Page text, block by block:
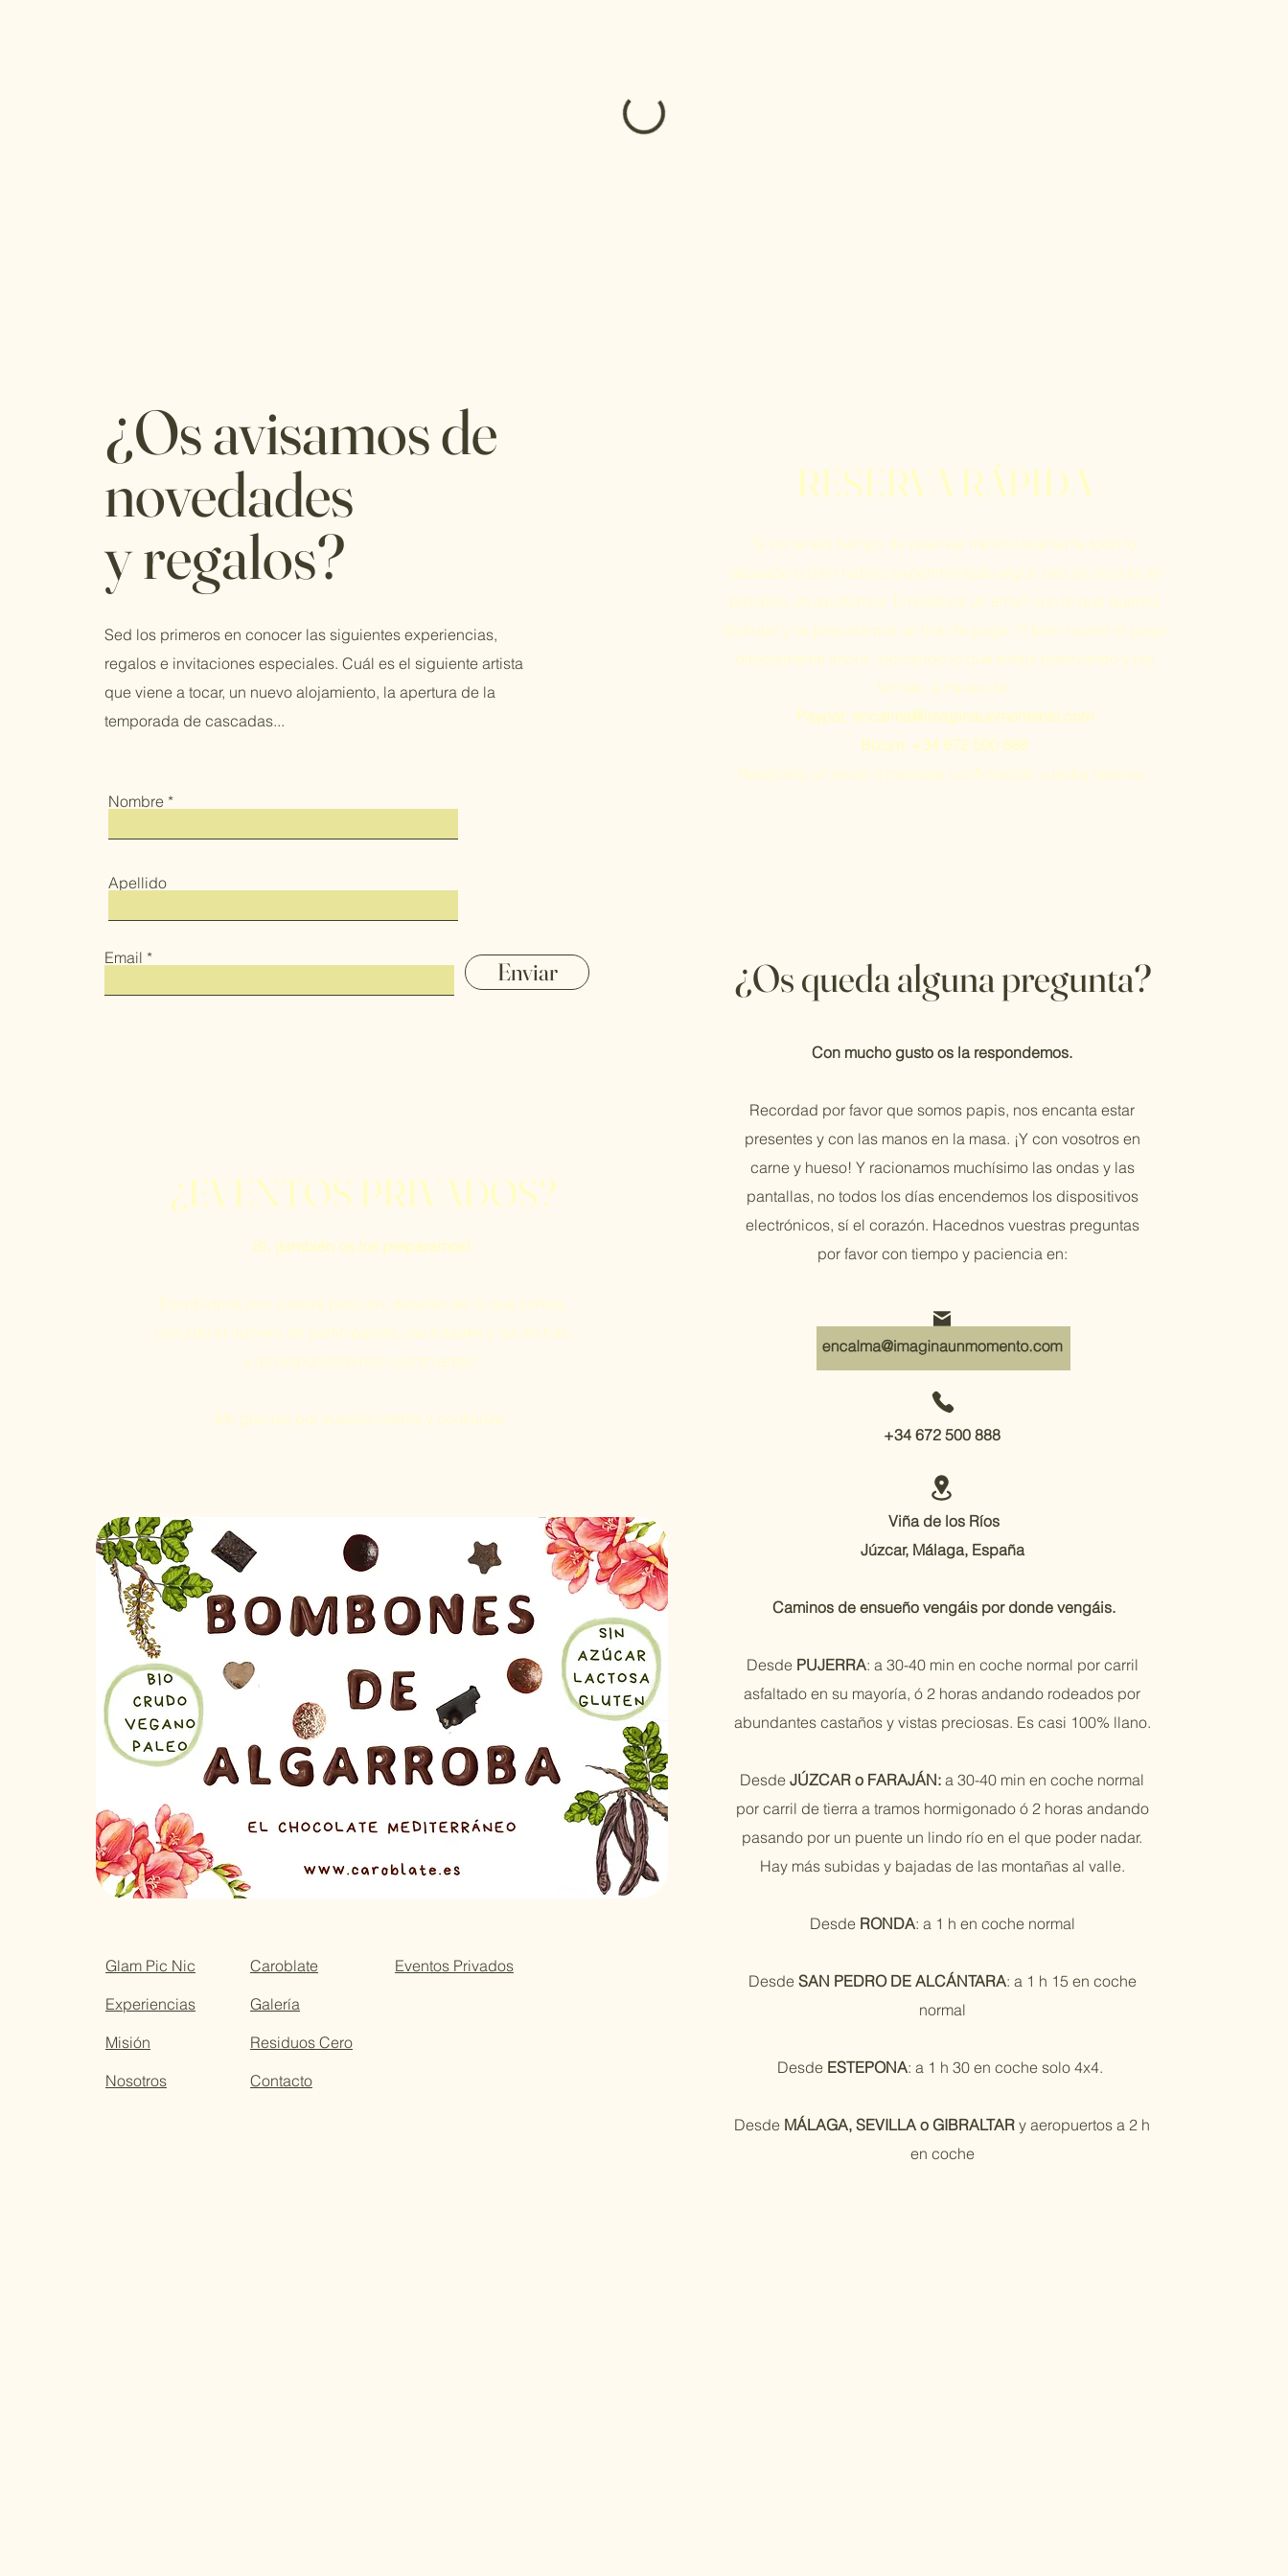
¿Os avisamos de
novedades
y regalos?
Sed los primeros en conocer las siguientes experiencias,
regalos e invitaciones especiales. Cuál es el siguiente artista
que viene a tocar, un nuevo alojamiento, la apertura de la
temporada de cascadas...
Nombre
Apellido
Email Enviar
¿EVENTOS PRIVADOS?
Sí, ¡también os los preparamos!
Escribidnos con vuestra petición, detalles de lo que soñáis,
incluido el número de participantes, las edades y las fechas,
y os responderemos cuanto antes.
Mil gracias por vuestro interés y confianza.
Glam Pic Nic
Experiencias
Misión
Nosotros
Caroblate
Galería
Residuos Cero
Contacto
Eventos Privados
RESERVA RÁPIDA
Si no tenéis tiempo de reservar meticulosamente todo lo
deseado o bien habéis experimentado algún reto técnico en el
proceso, os ayudamos. Enviadnos un email con lo que queréis
disfrutar y os preparamos un link de pago. O bien haced el pago
directamente ahora, indicando lo que estáis reservando y las
fechas, a través de:
Paypal: encalma@imaginaunmomento.com
Bizum: +34 672 500 888
Recibiréis un email o mensaje confirmando vuestra reserva.
¿Os queda alguna pregunta?
Con mucho gusto os la respondemos.
Recordad por favor que somos papis, nos encanta estar
presentes y con las manos en la masa. ¡Y con vosotros en
carne y hueso! Y racionamos muchísimo las ondas y las
pantallas, no todos los días encendemos los dispositivos
electrónicos, sí el corazón. Hacednos vuestras preguntas
por favor con tiempo y paciencia en:
+34 672 500 888
Viña de los Ríos
Júzcar, Málaga, España
Caminos de ensueño vengáis por donde vengáis.
Desde PUJERRA: a 30-40 min en coche normal por carril
asfaltado en su mayoría, ó 2 horas andando rodeados por
abundantes castaños y vistas preciosas. Es casi 100% llano.
DesdeJÚZCAR o FARAJÁN: a 30-40 min en coche normal
por carril de tierra a tramos hormigonado ó 2 horas andando
pasando por un puente un lindo río en el que poder nadar.
Hay más subidas y bajadas de las montañas al valle.
Desde RONDA: a 1 h en coche normal
Desde SAN PEDRO DE ALCÁNTARA: a 1 h 15 en coche
normal
Desde ESTEPONA: a 1 h 30 en coche solo 4x4.
Desde MÁLAGA, SEVILLA o GIBRALTAR y aeropuertos a 2 h
en coche